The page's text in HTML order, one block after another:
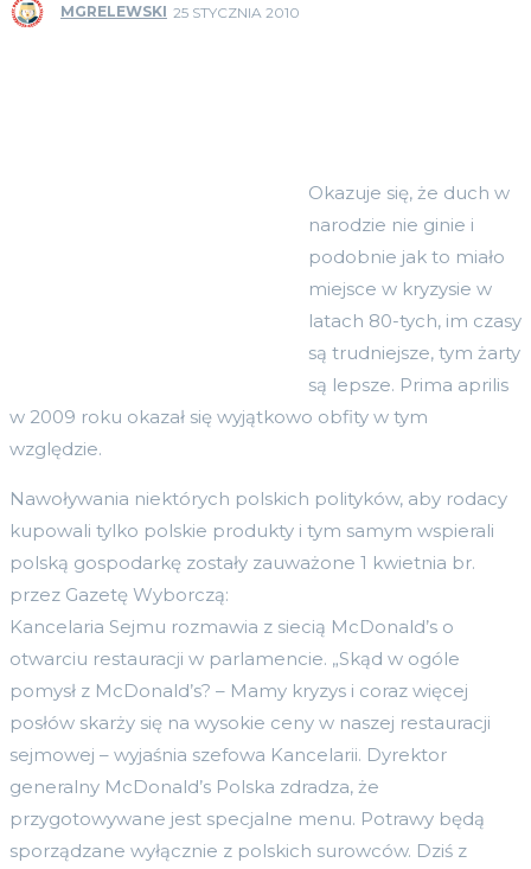
MGRELEWSKI 25 STYCZNIA 2010
Okazuje się, że duch w
narodzie nie ginie i
podobnie jak to miało
miejsce w kryzysie w
latach 80-tych, im czasy
są trudniejsze, tym żarty
są lepsze. Prima aprilis
w 2009 roku okazał się wyjątkowo obfity w tym
względzie.
Nawoływania niektórych polskich polityków, aby rodacy
kupowali tylko polskie produkty i tym samym wspierali
polską gospodarkę zostały zauważone 1 kwietnia br.
przez Gazetę Wyborczą:
Kancelaria Sejmu rozmawia z siecią McDonald’s o
otwarciu restauracji w parlamencie. „Skąd w ogóle
pomysł z McDonald’s? – Mamy kryzys i coraz więcej
posłów skarży się na wysokie ceny w naszej restauracji
sejmowej – wyjaśnia szefowa Kancelarii. Dyrektor
generalny McDonald’s Polska zdradza, że
przygotowywane jest specjalne menu. Potrawy będą
sporządzane wyłącznie z polskich surowców. Dziś z